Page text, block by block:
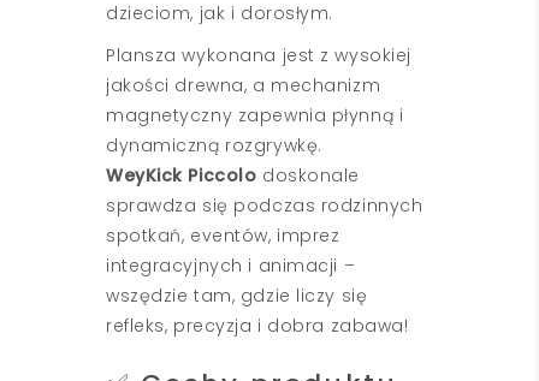
dzieciom, jak i dorosłym.
Plansza wykonana jest z wysokiej
jakości drewna, a mechanizm
magnetyczny zapewnia płynną i
dynamiczną rozgrywkę.
WeyKick Piccolo doskonale
sprawdza się podczas rodzinnych
spotkań, eventów, imprez
integracyjnych i animacji –
wszędzie tam, gdzie liczy się
refleks, precyzja i dobra zabawa!